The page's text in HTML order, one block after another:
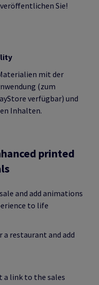
Sie!
mit der
(zum
verfügbar) und
Inhalten.
printed
and add animations
to life
restaurant and add
a link to the sales